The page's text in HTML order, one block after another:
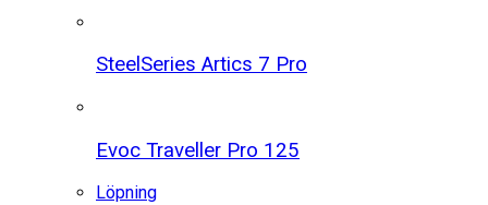
SteelSeries Artics 7 Pro
Evoc Traveller Pro 125
Löpning